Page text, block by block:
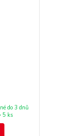
do 3 dnů
5 ks